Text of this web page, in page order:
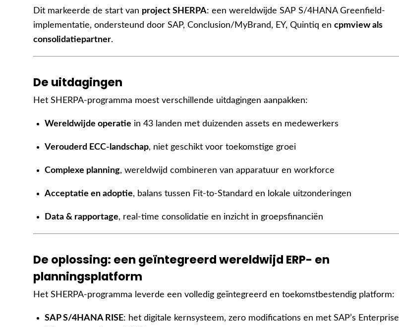
Dit markeerde de start van project SHERPA: een wereldwijde SAP S/4HANA Greenfield-
implementatie, ondersteund door SAP, Conclusion/MyBrand, EY, Quintiq encpmview als
consolidatiepartner.
De uitdagingen
Het SHERPA-programma moest verschillende uitdagingen aanpakken:
Wereldwijde operatie in 43 landen met duizenden assets en medewerkers
Verouderd ECC-landschap, niet geschikt voor toekomstige groei
Complexe planning, wereldwijd combineren van apparatuur en workforce
Acceptatie en adoptie, balans tussen Fit-to-Standard en lokale uitzonderingen
Data & rapportage, real-time consolidatie en inzicht in groepsfinanciën
De oplossing: een geïntegreerd wereldwijd ERP- en
planningsplatform
Het SHERPA-programma leverde een volledig geïntegreerd en toekomstbestendig platform:
SAP S/4HANA RISE: het digitale kernsysteem, zero modifications en met SAP’s Enterprise